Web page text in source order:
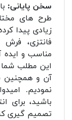
سخن پایانی:
طرح های
زیادی پیدا
فانتزی،
مناسب و ایده
این مطلب شما
آن و همچنین
نمودیم.
باشید، برای
تصمیم گیری